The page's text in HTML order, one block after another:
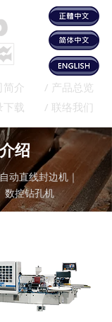
介
下载
/ 产品总览
/ 联络我们
绍
动直线封边机｜
数控钻孔机